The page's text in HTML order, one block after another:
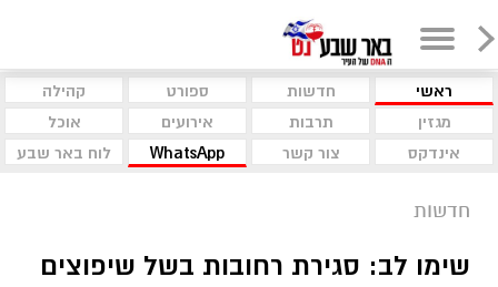
ראשי חדשות ספורט
קהילה
מגזין
תרבות אירועים
אוכל
אינדקס
צור קשר WhatsApp לוח באר שבע
חדשות
שימו לב: סגירת רחובות בשל שיפוצים